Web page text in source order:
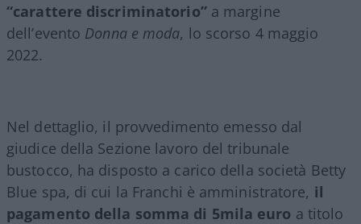
“carattere discriminatorio”a margine
dell’evento Donna e moda, lo scorso 4 maggio
2022.
Nel dettaglio, il provvedimento emesso dal
giudice della Sezione lavoro del tribunale
bustocco, ha disposto a carico della società Betty
Blue spa, di cui la Franchi è amministratore, il
pagamento della somma di 5mila euro a titolo